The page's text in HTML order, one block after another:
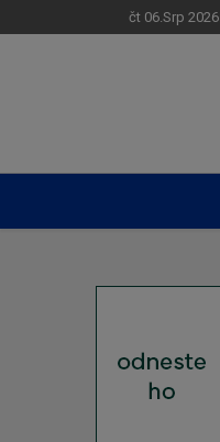
čt 06.Srp 2026